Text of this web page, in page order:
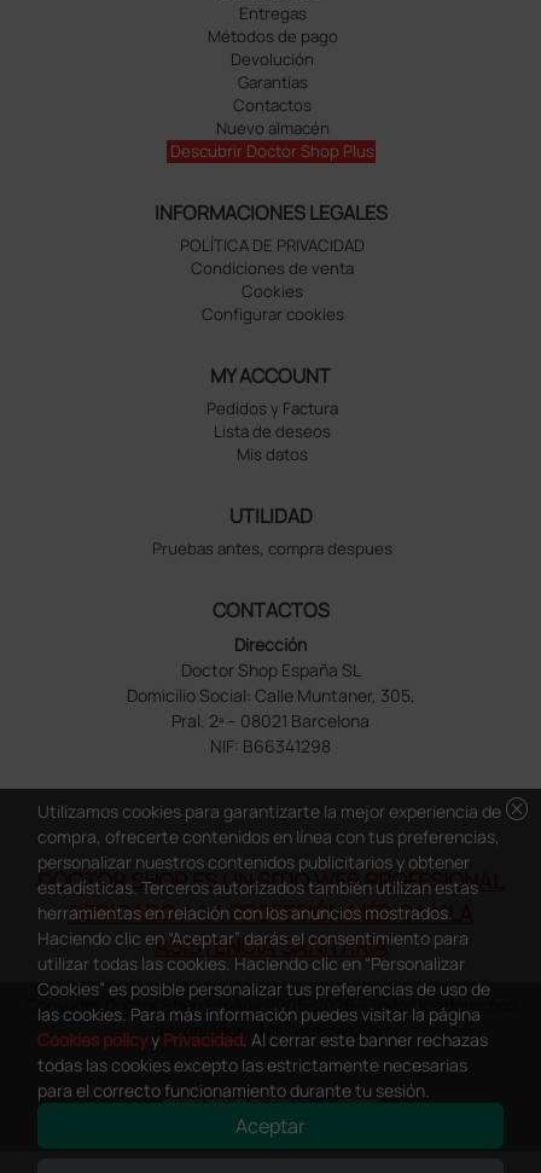
Entregas
Métodos de pago
Devolución
Garantías
Contactos
Nuevo almacén
Descubrir Doctor Shop Plus
INFORMACIONES LEGALES
POLÍTICA DE PRIVACIDAD
Condiciones de venta
Cookies
Configurar cookies
MY ACCOUNT
Pedidos y Factura
Lista de deseos
Mis datos
UTILIDAD
Pruebas antes, compra despues
CONTACTOS
Dirección
Doctor Shop España SL
Domicilio Social: Calle Muntaner, 305,
Pral. 2ª – 08021 Barcelona
NIF: B66341298
DOCTOR SHOP ES UN SITIO WEB PROFESIONAL
DEDICADO A LA PROFESIÓN MÉDICA Y LA
ASISTENCIA SANITARIA
Copyright Doctor Shop España 2005-2026 - Todos los derechos
reservados - NIF.: B66341298
cancel
Utilizamos cookies para garantizarte la mejor experiencia de
compra, ofrecerte contenidos en línea con tus preferencias,
personalizar nuestros contenidos publicitarios y obtener
estadísticas. Terceros autorizados también utilizan estas
herramientas en relación con los anuncios mostrados.
Haciendo clic en “Aceptar” darás el consentimiento para
utilizar todas las cookies. Haciendo clic en “Personalizar
Cookies” es posible personalizar tus preferencias de uso de
las cookies. Para más información puedes visitar la página
Cookies policyy Privacidad. Al cerrar este banner rechazas
todas las cookies excepto las estrictamente necesarias
para el correcto funcionamiento durante tu sesión.
Aceptar